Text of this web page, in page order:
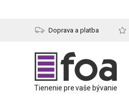
Doprava a platba